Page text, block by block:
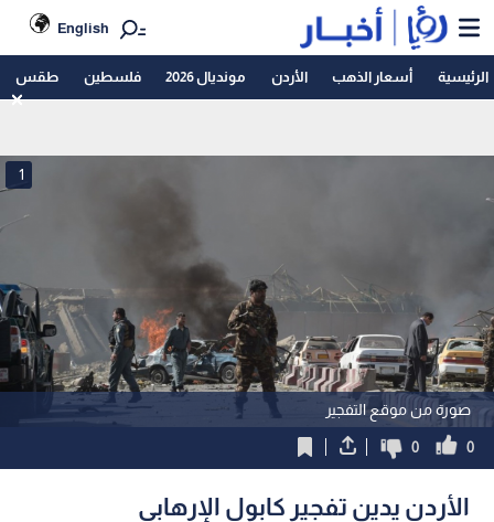
English
الرئيسية أسعار الذهب الأردن مونديال 2026 فلسطين طقس
صورة من موقع التفجير
1
0
0
الأردن يدين تفجير كابول الإرهابي